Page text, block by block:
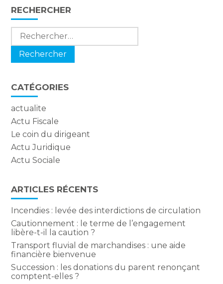
Blog
sidebar
RECHERCHER
Rechercher :
CATÉGORIES
actualite
Actu Fiscale
Le coin du dirigeant
Actu Juridique
Actu Sociale
ARTICLES RÉCENTS
Incendies : levée des interdictions de circulation
Cautionnement : le terme de l’engagement
libère-t-il la caution ?
Transport fluvial de marchandises : une aide
financière bienvenue
Succession : les donations du parent renonçant
comptent-elles ?